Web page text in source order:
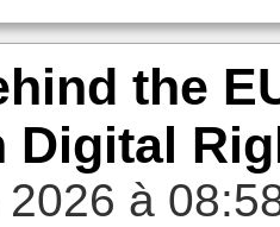
the
Digital
à